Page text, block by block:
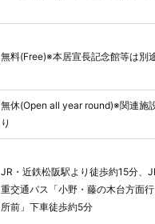
無料(Free)※本居宣長記念館等は別
無休(Open all year round)※関連施
り
JR・近鉄松阪駅より徒歩約15分、
重交通バス「小野・藤の木台方面
所前」下車徒歩約5分